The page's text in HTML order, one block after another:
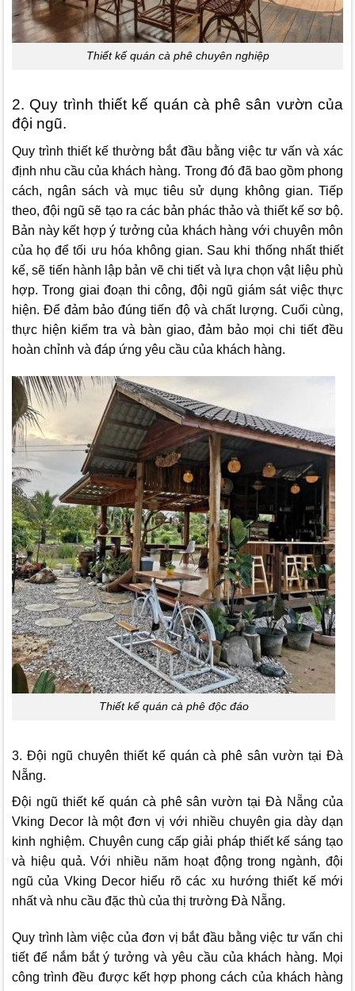
Thiết kế quán cà phê chuyên nghiệp
2. Quy trình thiết kế quán cà phê sân vườn của
đội ngũ.
Quy trình thiết kế thường bắt đầu bằng việc tư vấn và xác
định nhu cầu của khách hàng. Trong đó đã bao gồm phong
cách, ngân sách và mục tiêu sử dụng không gian. Tiếp
theo, đội ngũ sẽ tạo ra các bản phác thảo và thiết kế sơ bộ.
Bản này kết hợp ý tưởng của khách hàng với chuyên môn
của họ để tối ưu hóa không gian. Sau khi thống nhất thiết
kế, sẽ tiến hành lập bản vẽ chi tiết và lựa chọn vật liệu phù
hợp. Trong giai đoạn thi công, đội ngũ giám sát việc thực
hiện. Để đảm bảo đúng tiến độ và chất lượng. Cuối cùng,
thực hiện kiểm tra và bàn giao, đảm bảo mọi chi tiết đều
hoàn chỉnh và đáp ứng yêu cầu của khách hàng.
Thiết kế quán cà phê độc đáo
3. Đội ngũ chuyên thiết kế quán cà phê sân vườn tại Đà
Nẵng.
Đội ngũ thiết kế quán cà phê sân vườn tại Đà Nẵng của
Vking Decorlà một đơn vị với nhiều chuyên gia dày dạn
kinh nghiệm. Chuyên cung cấp giải pháp thiết kế sáng tạo
và hiệu quả. Với nhiều năm hoạt động trong ngành, đội
ngũ của Vking Decor hiểu rõ các xu hướng thiết kế mới
nhất và nhu cầu đặc thù của thị trường Đà Nẵng.
Quy trình làm việc của đơn vị bắt đầu bằng việc tư vấn chi
tiết để nắm bắt ý tưởng và yêu cầu của khách hàng. Mọi
công trình đều được kết hợp phong cách của khách hàng